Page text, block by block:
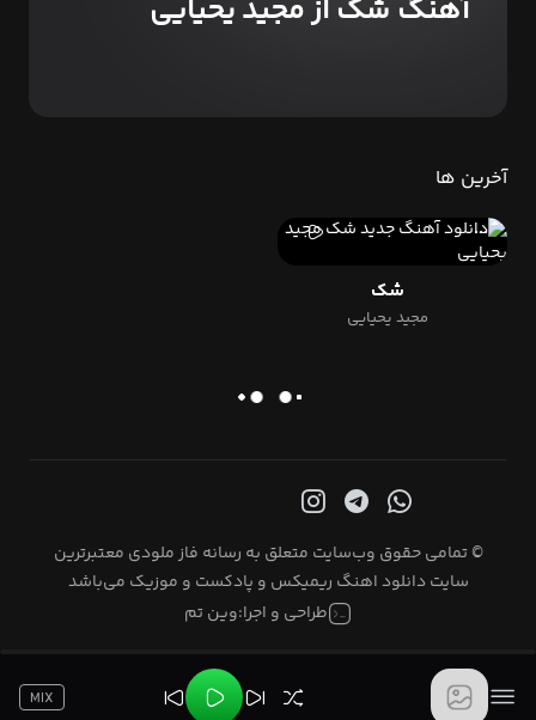
آهنگ شک از مجید یحیایی
آخرین ها
شک
مجید یحیایی
© تمامی حقوق وب‌سایت متعلق به رسانه فاز ملودی معتبرترین
سایت دانلود اهنگ ریمیکس و پادکست و موزیک می‌باشد
طراحی و اجرا:وین تم
MIX